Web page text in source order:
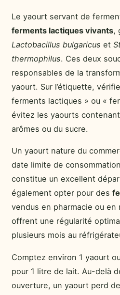
Le yaourt servant de
ferments lactiques vivants,
Lactobacillus bulgaricus et
thermophilus. Ces deux
responsables de la
yaourt. Sur l’étiquette,
ferments lactiques » ou «
évitez les yaourts
arômes ou du sucre.
Un yaourt nature du
date limite de
constitue un excellent
également opter pour des
vendus en pharmacie ou en
offrent une régularité
plusieurs mois au
Comptez environ 1 yaourt
pour 1 litre de lait. Au-delà
ouverture, un yaourt perd